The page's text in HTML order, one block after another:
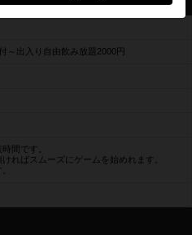
～出入り自由飲み放題2000円
間です。
ればスムーズにゲームを始めれます。